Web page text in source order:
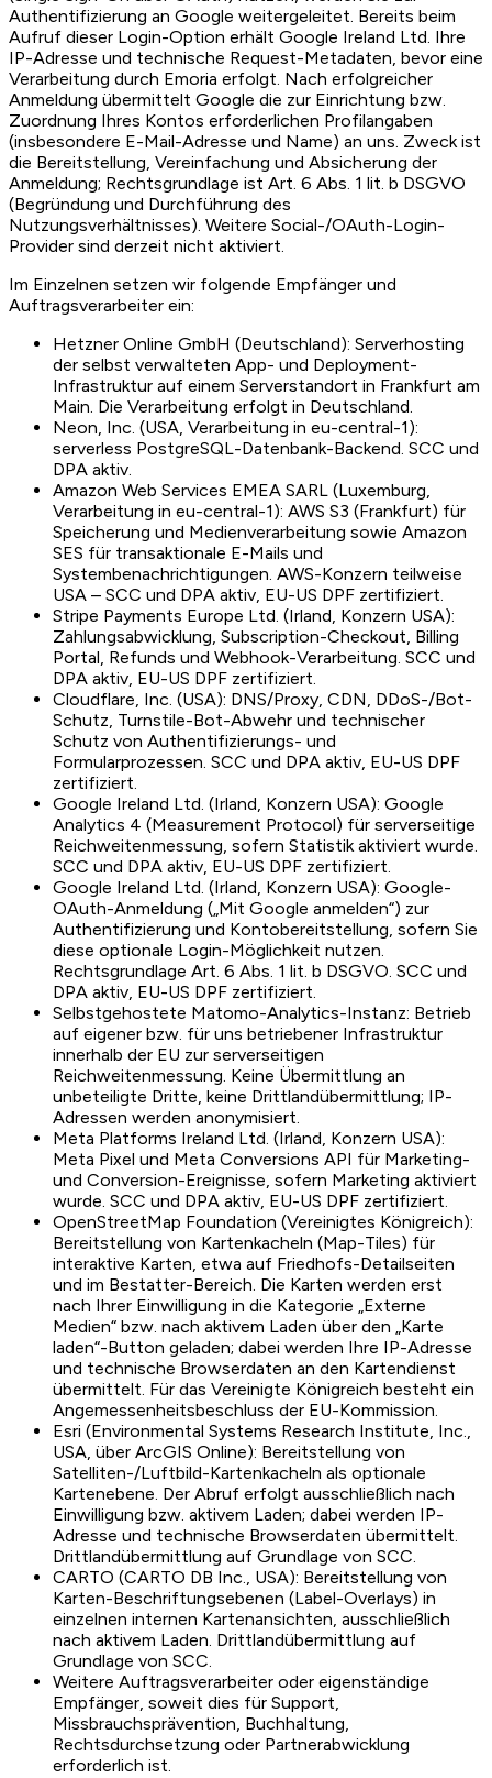
Authentifizierung an Google weitergeleitet. Bereits beim
Aufruf dieser Login-Option erhält Google Ireland Ltd. Ihre
IP-Adresse und technische Request-Metadaten, bevor eine
Verarbeitung durch Emoria erfolgt. Nach erfolgreicher
Anmeldung übermittelt Google die zur Einrichtung bzw.
Zuordnung Ihres Kontos erforderlichen Profilangaben
(insbesondere E-Mail-Adresse und Name) an uns. Zweck ist
die Bereitstellung, Vereinfachung und Absicherung der
Anmeldung; Rechtsgrundlage ist Art. 6 Abs. 1 lit. b DSGVO
(Begründung und Durchführung des
Nutzungsverhältnisses). Weitere Social-/OAuth-Login-
Provider sind derzeit nicht aktiviert.
Im Einzelnen setzen wir folgende Empfänger und
Auftragsverarbeiter ein:
Hetzner Online GmbH (Deutschland): Serverhosting
der selbst verwalteten App- und Deployment-
Infrastruktur auf einem Serverstandort in Frankfurt am
Main. Die Verarbeitung erfolgt in Deutschland.
Neon, Inc. (USA, Verarbeitung in eu-central-1):
serverless PostgreSQL-Datenbank-Backend. SCC und
DPA aktiv.
Amazon Web Services EMEA SARL (Luxemburg,
Verarbeitung in eu-central-1): AWS S3 (Frankfurt) für
Speicherung und Medienverarbeitung sowie Amazon
SES für transaktionale E-Mails und
Systembenachrichtigungen. AWS-Konzern teilweise
USA – SCC und DPA aktiv, EU-US DPF zertifiziert.
Stripe Payments Europe Ltd. (Irland, Konzern USA):
Zahlungsabwicklung, Subscription-Checkout, Billing
Portal, Refunds und Webhook-Verarbeitung. SCC und
DPA aktiv, EU-US DPF zertifiziert.
Cloudflare, Inc. (USA): DNS/Proxy, CDN, DDoS-/Bot-
Schutz, Turnstile-Bot-Abwehr und technischer
Schutz von Authentifizierungs- und
Formularprozessen. SCC und DPA aktiv, EU-US DPF
zertifiziert.
Google Ireland Ltd. (Irland, Konzern USA): Google
Analytics 4 (Measurement Protocol) für serverseitige
Reichweitenmessung, sofern Statistik aktiviert wurde.
SCC und DPA aktiv, EU-US DPF zertifiziert.
Google Ireland Ltd. (Irland, Konzern USA): Google-
OAuth-Anmeldung („Mit Google anmelden“) zur
Authentifizierung und Kontobereitstellung, sofern Sie
diese optionale Login-Möglichkeit nutzen.
Rechtsgrundlage Art. 6 Abs. 1 lit. b DSGVO. SCC und
DPA aktiv, EU-US DPF zertifiziert.
Selbstgehostete Matomo-Analytics-Instanz: Betrieb
auf eigener bzw. für uns betriebener Infrastruktur
innerhalb der EU zur serverseitigen
Reichweitenmessung. Keine Übermittlung an
unbeteiligte Dritte, keine Drittlandübermittlung; IP-
Adressen werden anonymisiert.
Meta Platforms Ireland Ltd. (Irland, Konzern USA):
Meta Pixel und Meta Conversions API für Marketing-
und Conversion-Ereignisse, sofern Marketing aktiviert
wurde. SCC und DPA aktiv, EU-US DPF zertifiziert.
OpenStreetMap Foundation (Vereinigtes Königreich):
Bereitstellung von Kartenkacheln (Map-Tiles) für
interaktive Karten, etwa auf Friedhofs-Detailseiten
und im Bestatter-Bereich. Die Karten werden erst
nach Ihrer Einwilligung in die Kategorie „Externe
Medien“ bzw. nach aktivem Laden über den „Karte
laden“-Button geladen; dabei werden Ihre IP-Adresse
und technische Browserdaten an den Kartendienst
übermittelt. Für das Vereinigte Königreich besteht ein
Angemessenheitsbeschluss der EU-Kommission.
Esri (Environmental Systems Research Institute, Inc.,
USA, über ArcGIS Online): Bereitstellung von
Satelliten-/Luftbild-Kartenkacheln als optionale
Kartenebene. Der Abruf erfolgt ausschließlich nach
Einwilligung bzw. aktivem Laden; dabei werden IP-
Adresse und technische Browserdaten übermittelt.
Drittlandübermittlung auf Grundlage von SCC.
CARTO (CARTO DB Inc., USA): Bereitstellung von
Karten-Beschriftungsebenen (Label-Overlays) in
einzelnen internen Kartenansichten, ausschließlich
nach aktivem Laden. Drittlandübermittlung auf
Grundlage von SCC.
Weitere Auftragsverarbeiter oder eigenständige
Empfänger, soweit dies für Support,
Missbrauchsprävention, Buchhaltung,
Rechtsdurchsetzung oder Partnerabwicklung
erforderlich ist.